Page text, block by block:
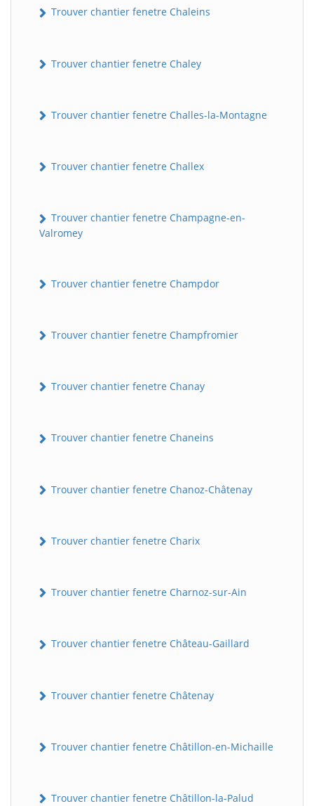
Trouver chantier fenetre Chaleins
Trouver chantier fenetre Chaley
Trouver chantier fenetre Challes-la-Montagne
Trouver chantier fenetre Challex
Trouver chantier fenetre Champagne-en-
Valromey
Trouver chantier fenetre Champdor
Trouver chantier fenetre Champfromier
Trouver chantier fenetre Chanay
Trouver chantier fenetre Chaneins
Trouver chantier fenetre Chanoz-Châtenay
Trouver chantier fenetre Charix
Trouver chantier fenetre Charnoz-sur-Ain
Trouver chantier fenetre Château-Gaillard
Trouver chantier fenetre Châtenay
Trouver chantier fenetre Châtillon-en-Michaille
Trouver chantier fenetre Châtillon-la-Palud